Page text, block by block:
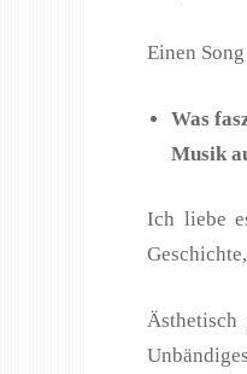
Einen
Was
Musik
Ich liebe
Ästhetisch